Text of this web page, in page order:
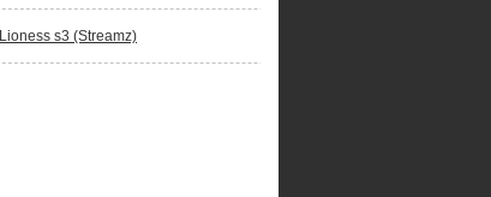
Lioness s3 (Streamz)